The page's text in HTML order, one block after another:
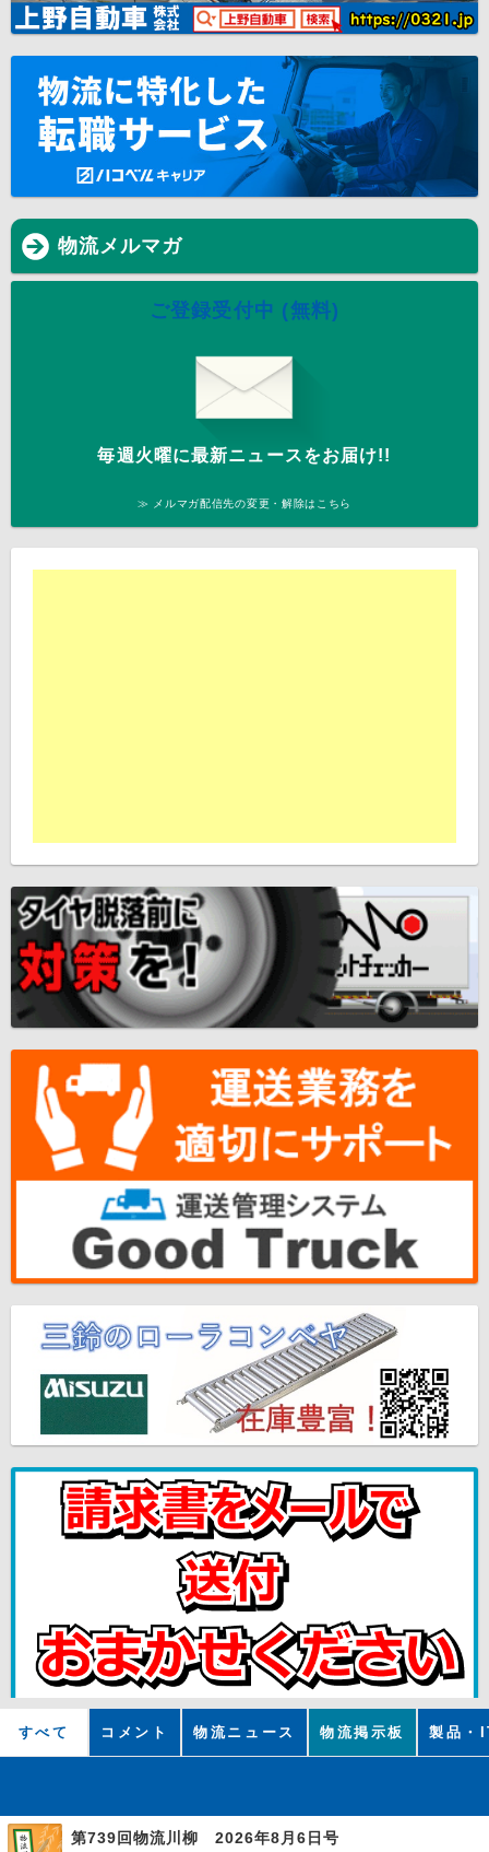
物流メルマガ
ご登録受付中 (無料)
毎週火曜に最新ニュースをお届け!!
≫ メルマガ配信先の変更・解除はこちら
すべて コメント 物流ニュース 物流掲示板 製品・
第739回物流川柳 2026年8月6日号